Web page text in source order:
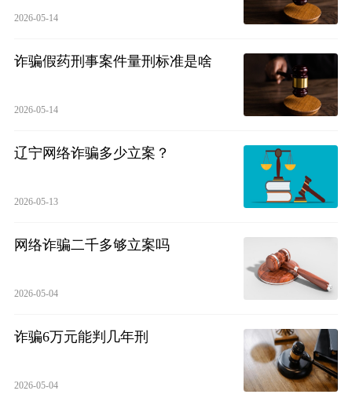
2026-05-14
诈骗假药刑事案件量刑标准是啥
2026-05-14
辽宁网络诈骗多少立案？
2026-05-13
网络诈骗二千多够立案吗
2026-05-04
诈骗6万元能判几年刑
2026-05-04